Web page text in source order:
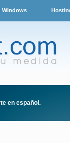
Windows
en español.